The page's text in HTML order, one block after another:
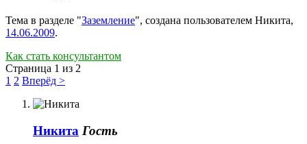
Тема в разделе "Заземление", создана пользователем Никита,
14.06.2009.
Как стать консультантом
Страница 1 из 2
1 2 Вперёд >
Никита Гость